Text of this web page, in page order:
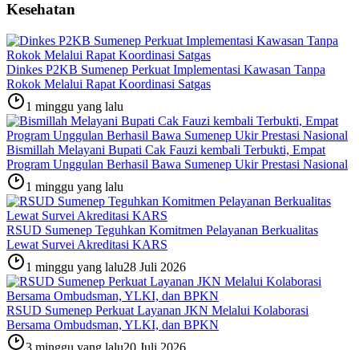
Kesehatan
Dinkes P2KB Sumenep Perkuat Implementasi Kawasan Tanpa
Rokok Melalui Rapat Koordinasi Satgas
1 minggu yang lalu
Bismillah Melayani Bupati Cak Fauzi kembali Terbukti, Empat
Program Unggulan Berhasil Bawa Sumenep Ukir Prestasi Nasional
1 minggu yang lalu
RSUD Sumenep Teguhkan Komitmen Pelayanan Berkualitas
Lewat Survei Akreditasi KARS
1 minggu yang lalu28 Juli 2026
RSUD Sumenep Perkuat Layanan JKN Melalui Kolaborasi
Bersama Ombudsman, YLKI, dan BPKN
3 minggu yang lalu20 Juli 2026